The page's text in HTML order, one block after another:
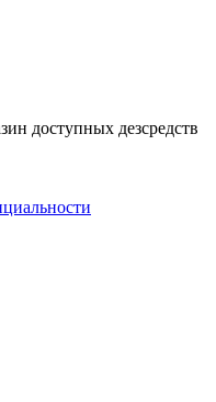
доступных дезсредств